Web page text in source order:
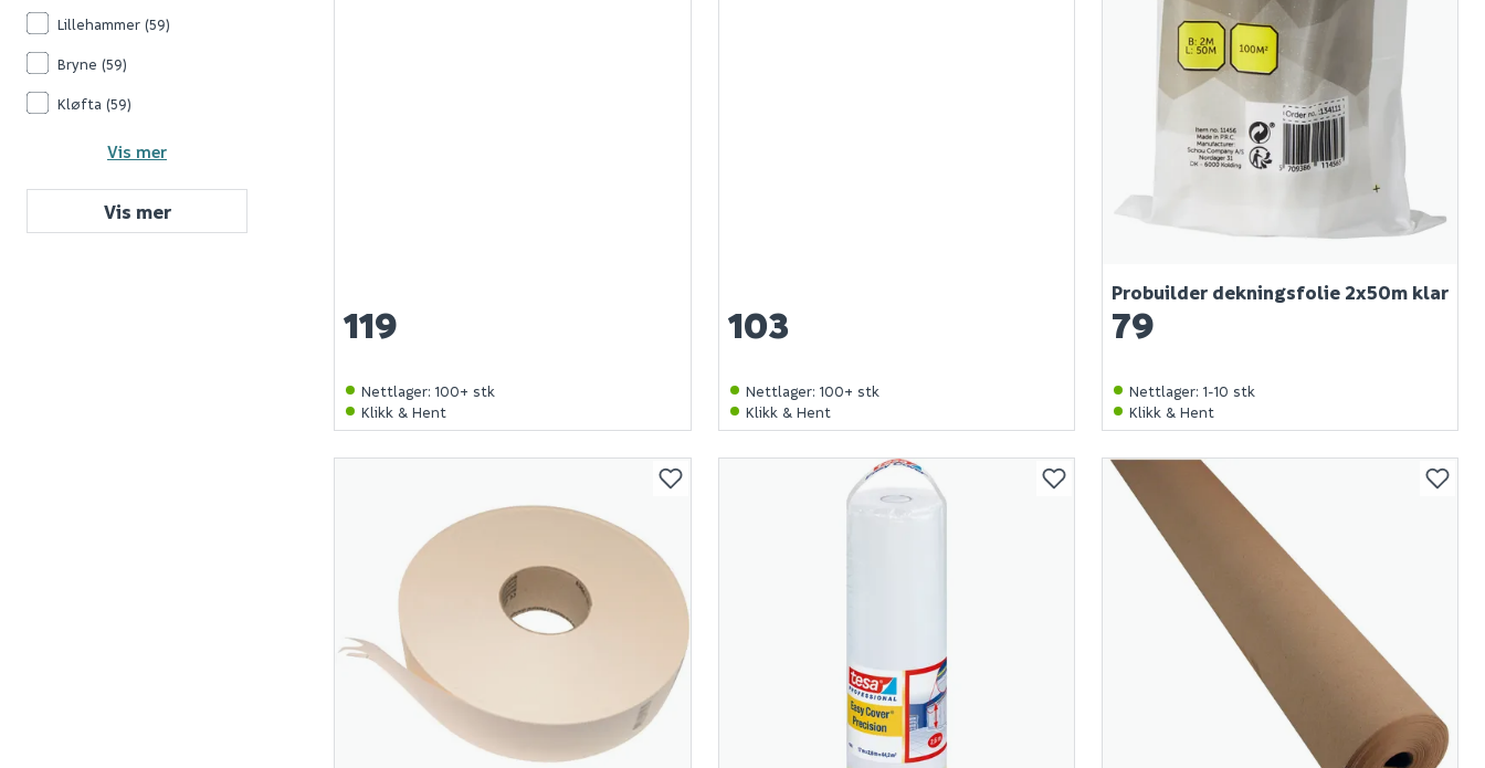
Lillehammer (59)
Bryne (59)
Kløfta (59)
Vis mer
Vis mer
119
Nettlager:100+ stk
Klikk & Hent
103
Nettlager: 100+ stk
Klikk & Hent
Probuilder dekningsfolie 2x50m klar
79
Nettlager: 1-10 stk
Klikk & Hent